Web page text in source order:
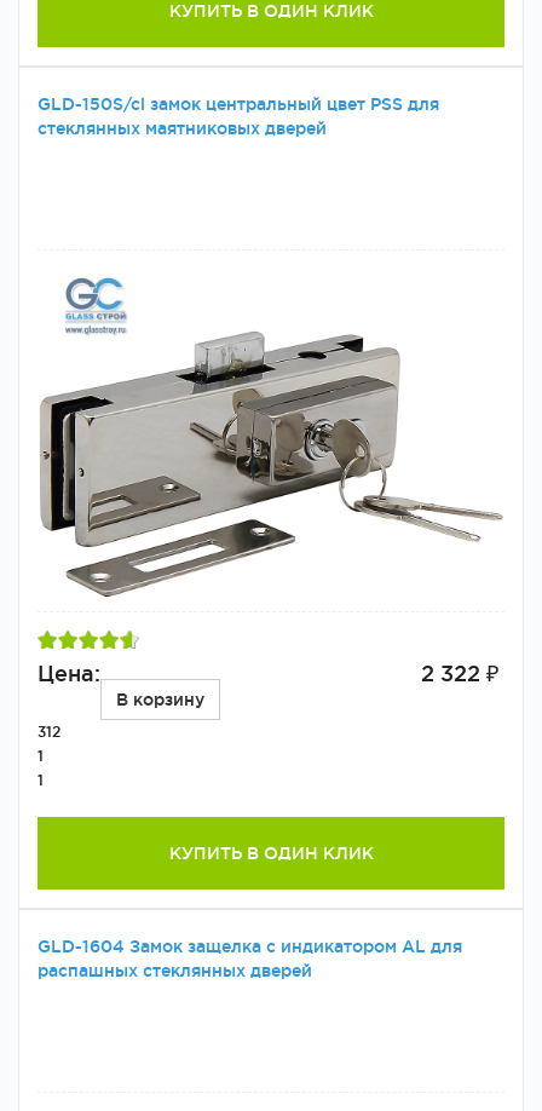
КУПИТЬ В ОДИН КЛИК
GLD-150S/cl замок центральный цвет PSS для
стеклянных маятниковых дверей
Цена: 2 322 ₽
В корзину
312
1
1
КУПИТЬ В ОДИН КЛИК
GLD-1604 Замок защелка с индикатором AL для
распашных стеклянных дверей